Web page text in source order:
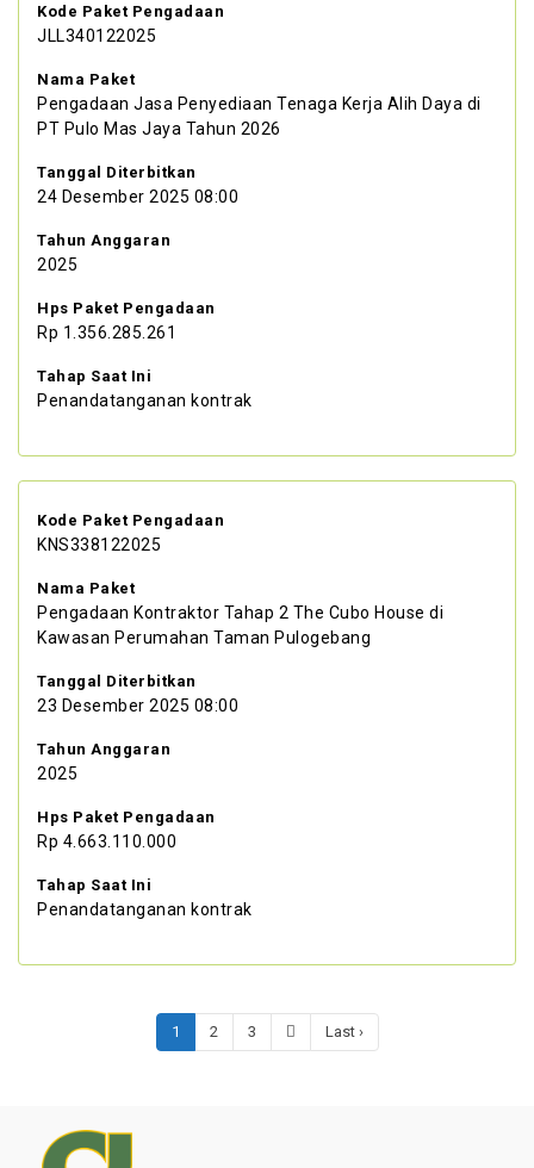
Kode Paket Pengadaan
JLL340122025
Nama Paket
Pengadaan Jasa Penyediaan Tenaga Kerja Alih Daya di
PT Pulo Mas Jaya Tahun 2026
Tanggal Diterbitkan
24 Desember 2025 08:00
Tahun Anggaran
2025
Hps Paket Pengadaan
Rp 1.356.285.261
Tahap Saat Ini
Penandatanganan kontrak
Kode Paket Pengadaan
KNS338122025
Nama Paket
Pengadaan Kontraktor Tahap 2 The Cubo House di
Kawasan Perumahan Taman Pulogebang
Tanggal Diterbitkan
23 Desember 2025 08:00
Tahun Anggaran
2025
Hps Paket Pengadaan
Rp 4.663.110.000
Tahap Saat Ini
Penandatanganan kontrak
1 (current)
2 3 Last ›